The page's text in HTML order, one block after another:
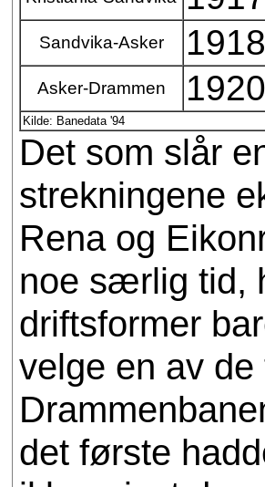
Sandvika-Asker
Asker-Drammen
Kilde: Banedata '94
Det som slår
strekningene
Rena og
noe særlig tid,
driftsformer
velge en av
det første